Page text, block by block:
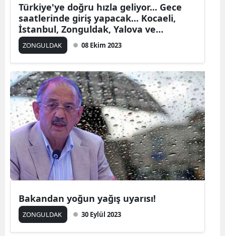
Türkiye'ye doğru hızla geliyor... Gece
saatlerinde giriş yapacak... Kocaeli,
İstanbul, Zonguldak, Yalova ve
Bursa'da pazartesi sabahı kalkacaklar
dikkat
ZONGULDAK 08 Ekim 2023
Bakandan yoğun yağış uyarısı!
ZONGULDAK 30 Eylül 2023